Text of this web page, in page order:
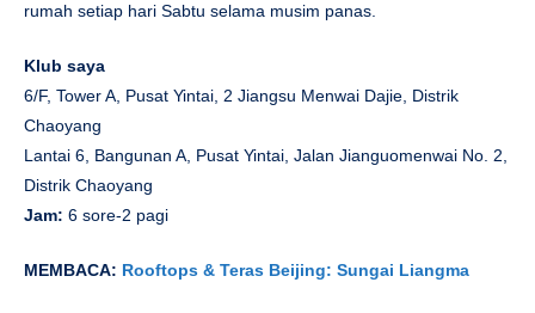
rumah setiap hari Sabtu selama musim panas.
Klub saya
6/F, Tower A, Pusat Yintai, 2 Jiangsu Menwai Dajie, Distrik
Chaoyang
Lantai 6, Bangunan A, Pusat Yintai, Jalan Jianguomenwai No. 2,
Distrik Chaoyang
Jam: 6 sore-2 pagi
MEMBACA: Rooftops & Teras Beijing: Sungai Liangma